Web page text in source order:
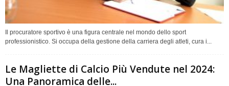
Il procuratore sportivo è una figura centrale nel mondo dello sport
professionistico. Si occupa della gestione della carriera degli atleti, cura i...
Le Magliette di Calcio Più Vendute nel 2024:
Una Panoramica delle...